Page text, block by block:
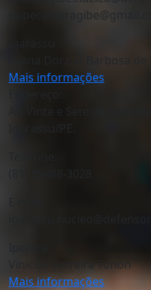
Luana Dorziat Barbosa de
Mais informações
Av. Vinte e Sete de
(81) 99488-3028
Vinicius Ferreira Tonon
Mais informações